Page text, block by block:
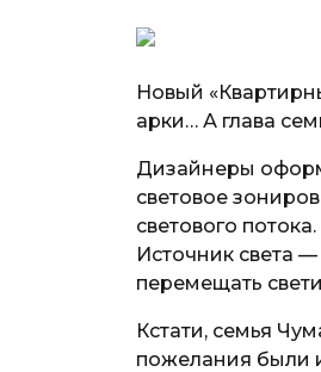
Новый
арки… А глава
Дизайнеры
световое
светового
Источник света
перемещать
Кстати, семья
пожелания были